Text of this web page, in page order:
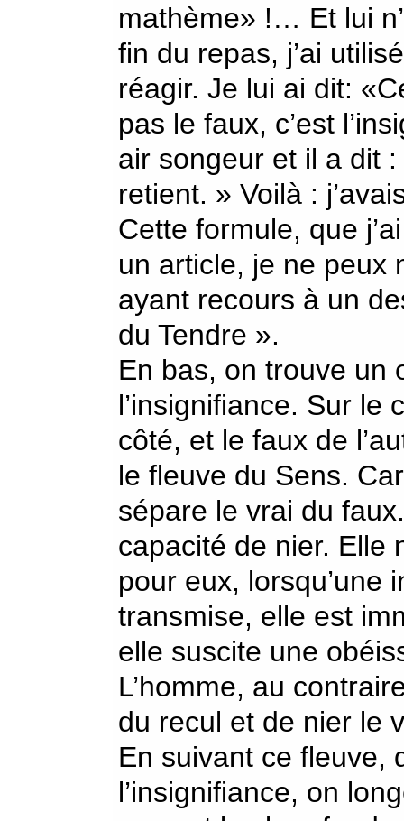
mathème» !… Et lui
fin du repas, j’ai
réagir. Je lui ai dit:
pas le faux, c’est
air songeur et il a dit
retient. » Voilà :
Cette formule, que
un article, je ne peux
ayant recours à un
du Tendre ».
En bas, on trouve un
l’insignifiance. Sur le
côté, et le faux de
le fleuve du Sens.
sépare le vrai du
capacité de nier. Elle
pour eux, lorsqu’une
transmise, elle est
elle suscite une
L’homme, au
du recul et de nier le
En suivant ce fleuve,
l’insignifiance, on